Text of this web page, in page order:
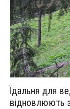
Їдальня для
відновлюють